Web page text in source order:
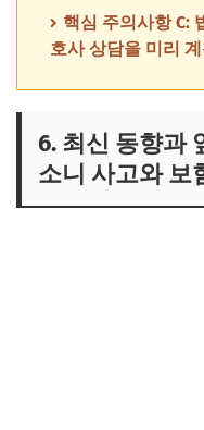
핵심 주의사항 C:
호사 상담을 미리
6. 최신 동향과
소니 사고와 보